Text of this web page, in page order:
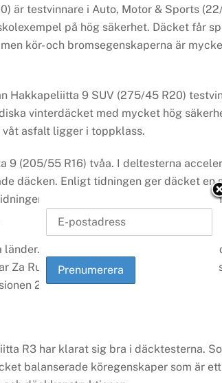
är testvinnare i Auto, Motor & Sports
på hög säkerhet. Däcket får
kör- och bromsegenskaperna är
Hakkapeliitta 9 SUV (275/45 R20)
vinterdäcket med mycket hög
våt asfalt ligger i toppklass.
9 (205/55 R16) tvåa. I deltesterna
däcken. Enligt tidningen ger däcket en
skriver vidare att beteendet är
I Finland var däcket testvinnare i
Za Rulem samt AutoReview. Za Rulem
205/55 R16.
R3 har klarat sig bra i däcktesterna.
balanserade köregenskaper som är